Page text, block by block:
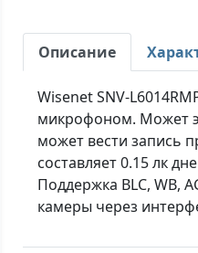
Описание
Wisenet SNV-
микрофоном. Может
может вести запись
составляет 0.15 лк
Поддержка BLC, WB,
камеры через